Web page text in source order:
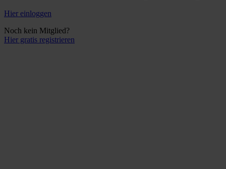
Hier einloggen
Noch kein Mitglied?
Hier gratis registrieren